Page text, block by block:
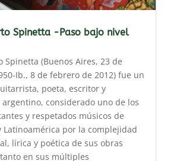
Spinetta -Paso bajo nivel
Spinetta (Buenos Aires, 23 de
Ib., 8 de febrero de 2012) fue un
poeta, escritor y
considerado uno de los
y respetados músicos de
Latinoamérica por la complejidad
lírica y poética de sus obras
en sus múltiples